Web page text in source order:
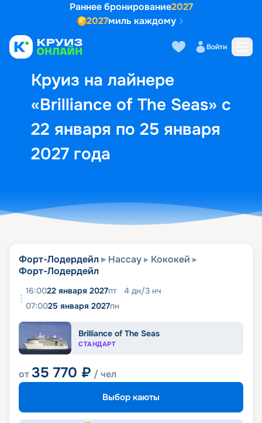
Раннее бронирование2027
2027миль каждому
Войти
Круиз на лайнере
«Brilliance of The Seas» с
22 января по 25 января
2027 года
Выбор кают Маршрут и
Форт-Лодердейл Нассау
Кококей
Форт-Лодердейл
16:0022 января 2027пт 4 дн/3 нч
07:0025 января 2027пн
Brilliance of The Seas
СТАНДАРТ
от35 770 ₽ / чел
Выбор каюты